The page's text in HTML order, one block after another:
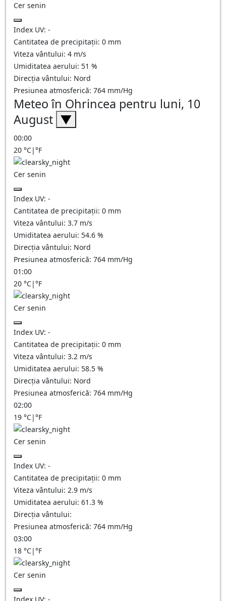
Cer senin
Index UV: -
Cantitatea de precipitații: 0 mm
Viteza vântului: 4 m/s
Umiditatea aerului: 51 %
Direcția vântului: Nord
Presiunea atmosferică: 764 mm/Hg
Meteo în Ohrincea pentru luni, 10
August ▼
00:00
20 °C|°F
Cer senin
Index UV: -
Cantitatea de precipitații: 0 mm
Viteza vântului: 3.7 m/s
Umiditatea aerului: 54.6 %
Direcția vântului: Nord
Presiunea atmosferică: 764 mm/Hg
01:00
20 °C|°F
Cer senin
Index UV: -
Cantitatea de precipitații: 0 mm
Viteza vântului: 3.2 m/s
Umiditatea aerului: 58.5 %
Direcția vântului: Nord
Presiunea atmosferică: 764 mm/Hg
02:00
19 °C|°F
Cer senin
Index UV: -
Cantitatea de precipitații: 0 mm
Viteza vântului: 2.9 m/s
Umiditatea aerului: 61.3 %
Direcția vântului:
Presiunea atmosferică: 764 mm/Hg
03:00
18 °C|°F
Cer senin